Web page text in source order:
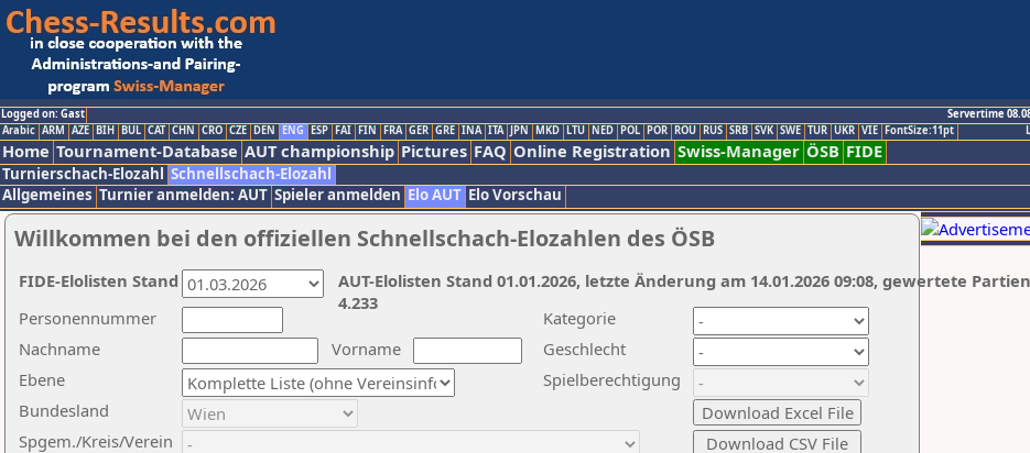
Logged on: Gast
Servertime
Arabic ARM AZE BIH BUL CAT CHN CRO CZE DEN ENG ESP FAI FIN FRA GER GRE INA ITA JPN MKD LTU NED POL POR ROU RUS SRB SVK SWE TUR UKR VIE FontSize:11pt
Home Tournament-Database AUT championship Pictures FAQ Online Registration Swiss-Manager ÖSB FIDE
Turnierschach-Elozahl Schnellschach-Elozahl
Allgemeines Turnier anmelden: AUT Spieler anmelden Elo AUT Elo Vorschau
Willkommen bei den offiziellen Schnellschach-Elozahlen des ÖSB
Nachname
Vorname
Ebene
Kategorie
Personennummer
Bundesland
Spgem./Kreis/Verein
Geschlecht
Spielberechtigung
AUT-Elolisten Stand 01.01.2026, letzte Änderung am 14.01.2026 09:08, gewertete
4.233
FIDE-Elolisten Stand